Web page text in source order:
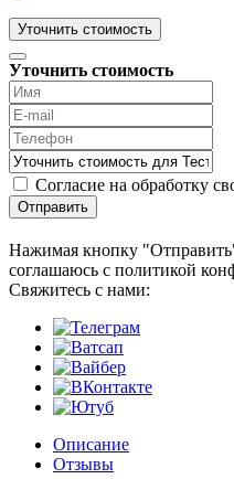
Уточнить стоимость
Уточнить стоимость
Согласие на обработку
Отправить
Нажимая кнопку
соглашаюсь с политикой
Cвяжитесь с нами:
Описание
Отзывы